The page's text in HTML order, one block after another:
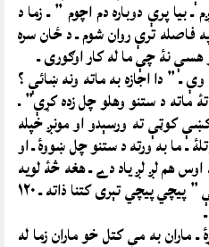
بیا پرې دوباره دم اچوم ” ـ زما د
فاصله ترې روان شوم ـ د ځان سره
نۀ چې ما له کار اوګوری ـ
” دا اجازه به ماته ونه ښائې ؟
د ستنو وهلو چل زده کړې” ـ
کوټې ته ورسېدو او مونږ خپله
ـ ما به ورته د ستنو چل ښووۀ ـ او
اوس هم لږ لږ یاد دے ـ هغه څۀ لویه
بګتۍ وه ـ خو سر ئې داسې وۀ چې ” پيچي پيچي تېری کتنا ذاته ـ ۱۲۰
به مې کتل خو ماران زما له